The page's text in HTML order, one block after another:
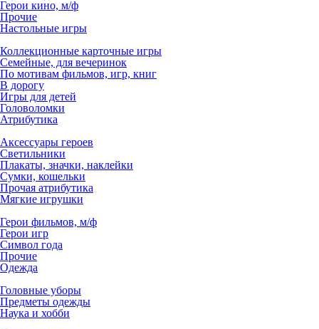
Герои кино, м/ф
Прочие
Настольные игры
Коллекционные карточные игры
Семейные, для вечеринок
По мотивам фильмов, игр, книг
В дорогу
Игры для детей
Головоломки
Атрибутика
Аксессуары героев
Светильники
Плакаты, значки, наклейки
Сумки, кошельки
Прочая атрибутика
Мягкие игрушки
Герои фильмов, м/ф
Герои игр
Символ года
Прочие
Одежда
Головные уборы
Предметы одежды
Наука и хобби